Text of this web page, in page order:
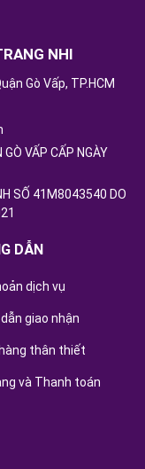
NHI
Gò Vấp, TP.HCM
VẤP CẤP NGÀY
SỐ 41M8043540 DO
DẪN
dịch vụ
giao nhận
thân thiết
và Thanh toán